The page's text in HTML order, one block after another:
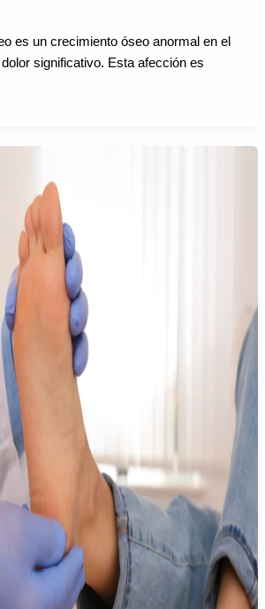
es un crecimiento óseo anormal en el
significativo. Esta afección es